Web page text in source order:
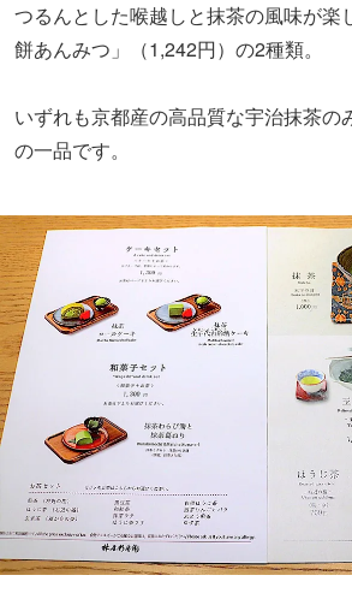
つるんとした喉越しと抹茶の風味が楽
餅あんみつ」（1,242円）の2種類。
いずれも京都産の高品質な宇治抹茶の
の一品です。